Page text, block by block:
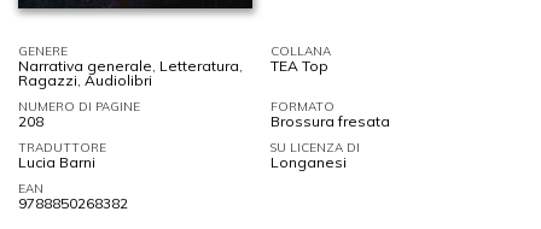
GENERE
Narrativa generale, Letteratura,
Ragazzi, Audiolibri
COLLANA
TEA Top
NUMERO DI PAGINE
208
FORMATO
Brossura fresata
TRADUTTORE
Lucia Barni
SU LICENZA DI
Longanesi
EAN
9788850268382